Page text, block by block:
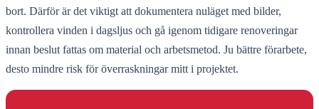
bort. Därför är det viktigt att dokumentera nuläget med bilder,
kontrollera vinden i dagsljus och gå igenom tidigare renoveringar
innan beslut fattas om material och arbetsmetod. Ju bättre förarbete,
desto mindre risk för överraskningar mitt i projektet.